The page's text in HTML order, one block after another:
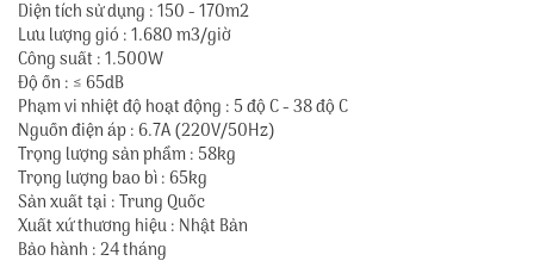
Diện tích sử dụng : 150 - 170m2
Lưu lượng gió : 1.680 m3/giờ
Công suất : 1.500W
Độ ồn : ≤ 65dB
Phạm vi nhiệt độ hoạt động : 5 độ C - 38 độ C
Nguồn điện áp : 6.7A (220V/50Hz)
Trọng lượng sản phẩm : 58kg
Trọng lượng bao bì : 65kg
Sản xuất tại : Trung Quốc
Xuất xứ thương hiệu : Nhật Bản
Bảo hành : 24 tháng